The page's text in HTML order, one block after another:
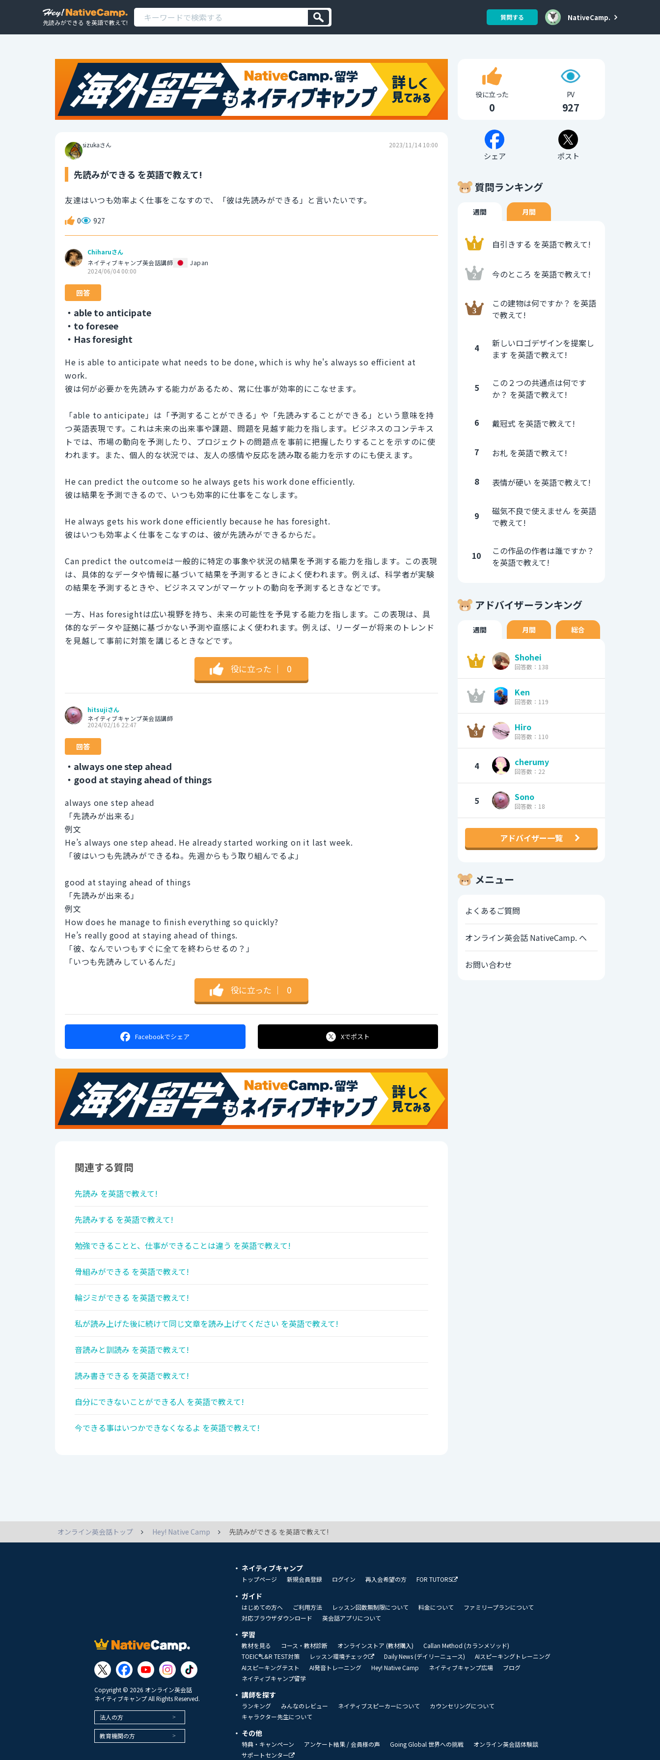
先読みができる を英語で教えて!
質問する NativeCamp.
sizukaさん 2023/11/14 10:00
先読みができる を英語で教えて!
友達はいつも効率よく仕事をこなすので、「彼は先読みができる」と言いたいです。
0 927
Chiharuさん
ネイティブキャンプ英会話講師
Japan
2024/06/04 00:00
回答
・able to anticipate
・to foresee
・Has foresight
He is able to anticipate what needs to be done, which is why he's always so efficient at
work.
彼は何が必要かを先読みする能力があるため、常に仕事が効率的にこなせます。
「able to anticipate」は「予測することができる」や「先読みすることができる」という意味を持
つ英語表現です。これは未来の出来事や課題、問題を見越す能力を指します。ビジネスのコンテキス
トでは、市場の動向を予測したり、プロジェクトの問題点を事前に把握したりすることを示すのに使
われます。また、個人的な状況では、友人の感情や反応を読み取る能力を示すのにも使えます。
He can predict the outcome so he always gets his work done efficiently.
彼は結果を予測できるので、いつも効率的に仕事をこなします。
He always gets his work done efficiently because he has foresight.
彼はいつも効率よく仕事をこなすのは、彼が先読みができるからだ。
Can predict the outcomeは一般的に特定の事象や状況の結果を予測する能力を指します。この表現
は、具体的なデータや情報に基づいて結果を予測するときによく使われます。例えば、科学者が実験
の結果を予測するときや、ビジネスマンがマーケットの動向を予測するときなどです。
一方、Has foresightは広い視野を持ち、未来の可能性を予見する能力を指します。この表現は、具
体的なデータや証拠に基づかない予測や直感によく使われます。例えば、リーダーが将来のトレンド
を見越して事前に対策を講じるときなどです。
役に立った ｜ 0
hitsujiさん
ネイティブキャンプ英会話講師
2024/02/16 22:47
回答
・always one step ahead
・good at staying ahead of things
always one step ahead
「先読みが出来る」
例文
He’s always one step ahead. He already started working on it last week.
「彼はいつも先読みができるね。先週からもう取り組んでるよ」
good at staying ahead of things
「先読みが出来る」
例文
How does he manage to finish everything so quickly?
He’s really good at staying ahead of things.
「彼、なんでいつもすぐに全てを終わらせるの？」
「いつも先読みしているんだ」
役に立った ｜ 0
Facebookでシェア Xでポスト
関連する質問
先読み を英語で教えて!
先読みする を英語で教えて!
勉強できることと、仕事ができることは違う を英語で教えて!
骨組みができる を英語で教えて!
輪ジミができる を英語で教えて!
私が読み上げた後に続けて同じ文章を読み上げてください を英語で教えて!
音読みと訓読み を英語で教えて!
読み書きできる を英語で教えて!
自分にできないことができる人 を英語で教えて!
今できる事はいつかできなくなるよ を英語で教えて!
役に立った
0
PV
927
シェア ポスト
質問ランキング
週間 月間
自引きする を英語で教えて!
今のところ を英語で教えて!
この建物は何ですか？ を英語
で教えて!
4
新しいロゴデザインを提案し
ます を英語で教えて!
5
この２つの共通点は何です
か？ を英語で教えて!
6 戴冠式 を英語で教えて!
7 お札 を英語で教えて!
8 表情が硬い を英語で教えて!
9
磁気不良で使えません を英語
で教えて!
10
この作品の作者は誰ですか？
を英語で教えて!
アドバイザーランキング
週間 月間 総合
Shohei
回答数：138
Ken
回答数：119
Hiro
回答数：110
4 cherumy
回答数：22
5 Sono
回答数：18
アドバイザー一覧
メニュー
よくあるご質問
オンライン英会話 NativeCamp. へ
お問い合わせ
オンライン英会話トップ Hey! Native Camp 先読みができる を英語で教えて!
Copyright © 2026 オンライン英会話
ネイティブキャンプ All Rights Reserved.
法人の方
教育機関の方
ネイティブキャンプ
トップページ 新規会員登録 ログイン 再入会希望の方 FOR TUTORS
ガイド
はじめての方へ ご利用方法 レッスン回数無制限について 料金について
ファミリープランについて
対応ブラウザダウンロード
英会話アプリについて
学習
教材を見る コース・教材診断 オンラインストア (教材購入)
Callan Method (カランメソッド)
TOEIC®L&R TEST対策
レッスン環境チェック Daily News (デイリーニュース)
AIスピーキングトレーニング
AIスピーキングテスト
AI発音トレーニング Hey! Native Camp ネイティブキャンプ広場
ブログ
ネイティブキャンプ留学
講師を探す
ランキング みんなのレビュー ネイティブスピーカーについて
カウンセリングについて
キャラクター先生について
その他
特典・キャンペーン アンケート結果 / 会員様の声 Going Global 世界への挑戦
オンライン英会話体験談
サポートセンター